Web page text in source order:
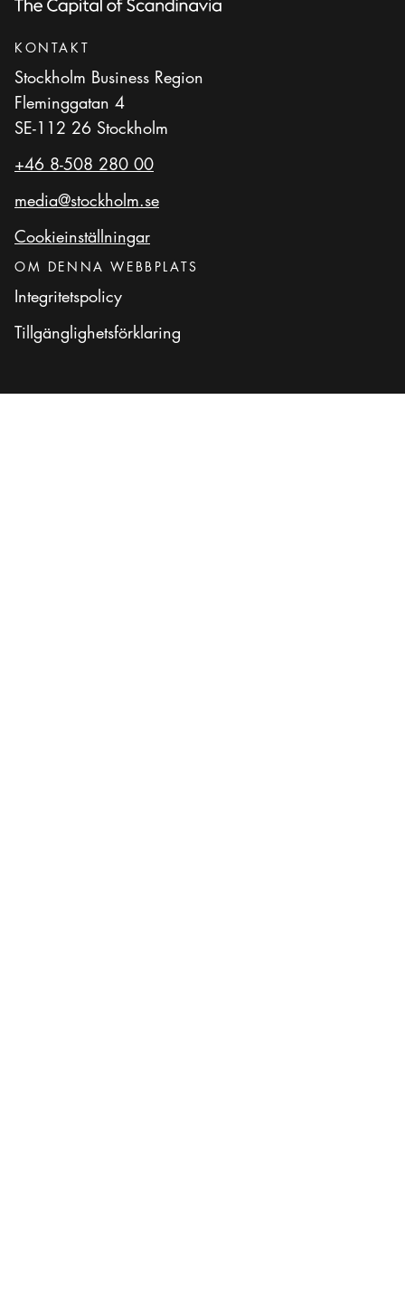
KONTAKT
Stockholm Business Region
Fleminggatan 4
SE-112 26 Stockholm
+46 8-508 280 00
media@stockholm.se
Cookieinställningar
OM DENNA WEBBPLATS
Integritetspolicy
Tillgänglighetsförklaring